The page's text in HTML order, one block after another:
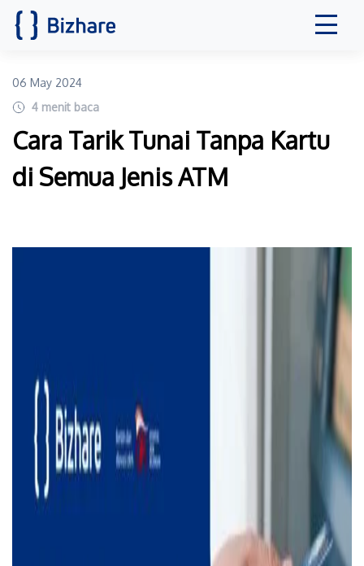
06 May 2024
4 menit baca
Cara Tarik Tunai Tanpa Kartu
di Semua Jenis ATM